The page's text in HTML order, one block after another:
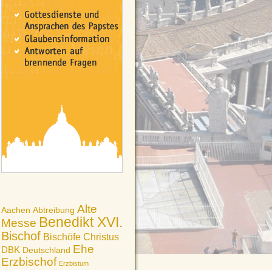
Aachen Abtreibung Alte
Messe Benedikt XVI.
Bischof Bischöfe Christus
DBK Deutschland Ehe
Erzbischof Erzbistum